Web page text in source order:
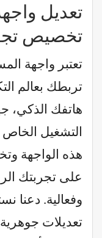
تعديل
تخصيص
تربطك بعالم
هاتفك الذكي،
التشغيل
هذه الواجهة
على تجربتك
وفعالية. دعنا
تعديلات